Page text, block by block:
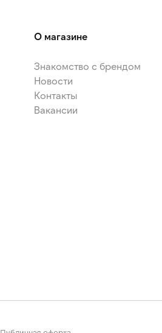
О магазине
Знакомство с брендом
Новости
Контакты
Вакансии